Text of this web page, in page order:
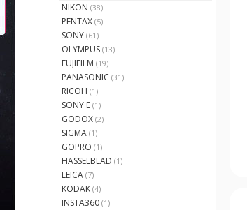
NIKON (38)
PENTAX (5)
SONY (61)
OLYMPUS (13)
FUJIFILM (19)
PANASONIC (31)
RICOH (1)
SONY E (1)
GODOX (2)
SIGMA (1)
GOPRO (1)
HASSELBLAD (1)
LEICA (7)
KODAK (4)
INSTA360 (1)